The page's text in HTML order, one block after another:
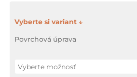
Povrchová úprava
množstvo
splachovanie